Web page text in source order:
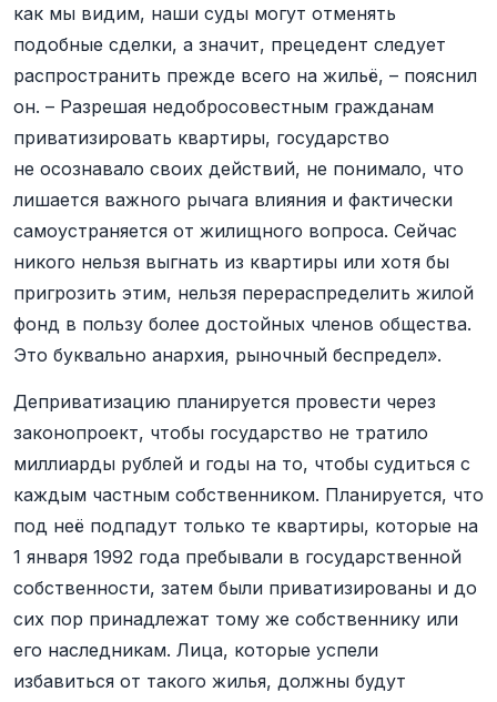
как мы видим, наши суды могут отменять
подобные сделки, а значит, прецедент следует
распространить прежде всего на жильё, – пояснил
он. – Разрешая недобросовестным гражданам
приватизировать квартиры, государство
не осознавало своих действий, не понимало, что
лишается важного рычага влияния и фактически
самоустраняется от жилищного вопроса. Сейчас
никого нельзя выгнать из квартиры или хотя бы
пригрозить этим, нельзя перераспределить жилой
фонд в пользу более достойных членов общества.
Это буквально анархия, рыночный беспредел».
Деприватизацию планируется провести через
законопроект, чтобы государство не тратило
миллиарды рублей и годы на то, чтобы судиться с
каждым частным собственником. Планируется, что
под неё подпадут только те квартиры, которые на
1 января 1992 года пребывали в государственной
собственности, затем были приватизированы и до
сих пор принадлежат тому же собственнику или
его наследникам. Лица, которые успели
избавиться от такого жилья, должны будут